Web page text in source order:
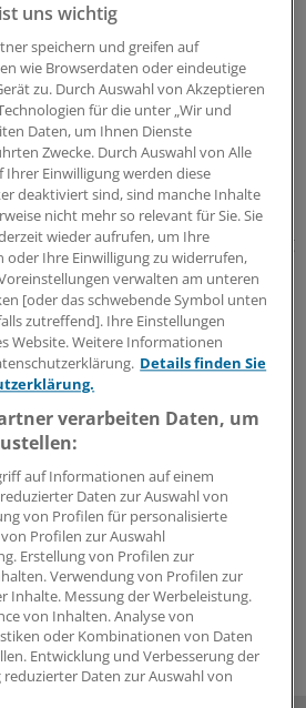
Unterstützung von:
auf der Zielgeraden
hohe Cholesterinwerte bildeten
jüngsten Experten-Begutachtung
es Zulassungsempfehlungen für
Psoriasis, primäre biliäre
AMD und zerebrale
US-Leitlinie führt wieder
zur Dyslipidämie gleicht sich
Leitlinie an: Die LDL-Cholesterin-
im Fokus.
uns wichtig
speichern und greifen auf
wie Browserdaten oder eindeutige
zu. Durch Auswahl von Akzeptieren
für die unter „Wir und
Daten, um Ihnen Dienste
Zwecke. Durch Auswahl von Alle
Einwilligung werden diese
deaktiviert sind, sind manche Inhalte
nicht mehr so relevant für Sie. Sie
wieder aufrufen, um Ihre
oder Ihre Einwilligung zu widerrufen,
verwalten am unteren
[oder das schwebende Symbol unten
zutreffend]. Ihre Einstellungen
Website. Weitere Informationen
Details finden Sie
verarbeiten Daten, um
auf Informationen auf einem
Daten zur Auswahl von
von Profilen für personalisierte
Profilen zur Auswahl
Erstellung von Profilen zur
Verwendung von Profilen zur
Inhalte. Messung der Werbeleistung.
von Inhalten. Analyse von
oder Kombinationen von Daten
Entwicklung und Verbesserung der
Daten zur Auswahl von